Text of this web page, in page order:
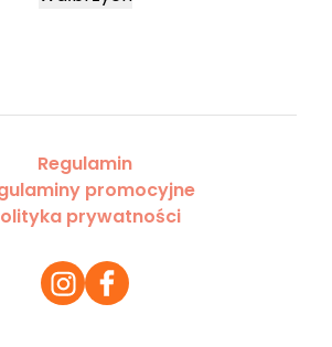
Regulamin
promocyjne
prywatności